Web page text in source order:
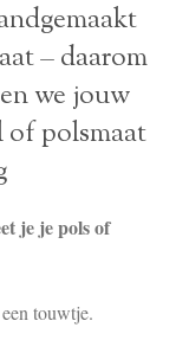
– daarom
we jouw
of polsmaat
je je pols of
touwtje.